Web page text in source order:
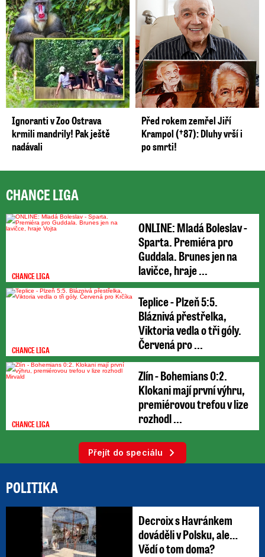
Ignoranti v Zoo Ostrava
krmili mandrily! Pak ještě
nadávali
Před rokem zemřel Jiří
Krampol (†87): Dluhy vrší i
po smrti!
CHANCE LIGA
CHANCE LIGA
ONLINE: Mladá Boleslav -
Sparta. Premiéra pro
Guddala. Brunes jen na
lavičce, hraje ...
CHANCE LIGA
Teplice - Plzeň 5:5.
Bláznivá přestřelka,
Viktoria vedla o tři góly.
Červená pro ...
CHANCE LIGA
Zlín - Bohemians 0:2.
Klokani mají první výhru,
premiérovou trefou v lize
rozhodl ...
Přejít do speciálu
POLITIKA
Decroix s Havránkem
dováděli v Polsku, ale…
Vědí o tom doma?